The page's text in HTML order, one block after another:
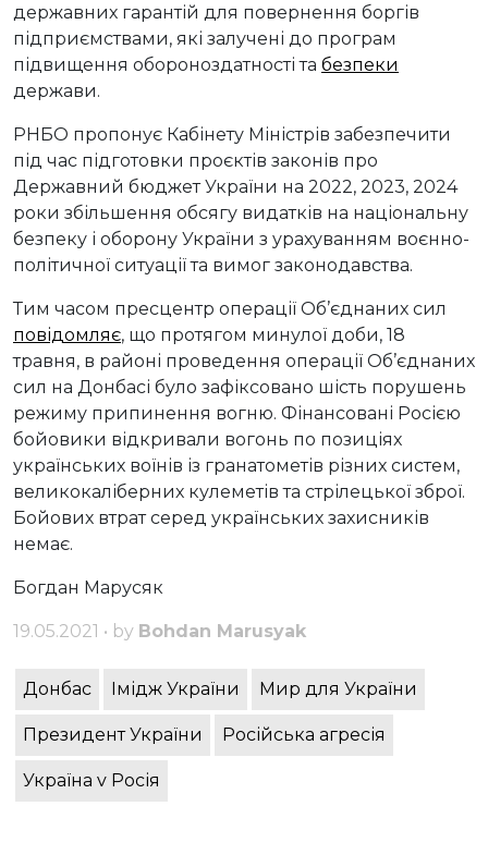
державних гарантій для повернення боргів
підприємствами, які залучені до програм
підвищення обороноздатності та безпеки
держави.
РНБО пропонує Кабінету Міністрів забезпечити
під час підготовки проєктів законів про
Державний бюджет України на 2022, 2023, 2024
роки збільшення обсягу видатків на національну
безпеку і оборону України з урахуванням воєнно-
політичної ситуації та вимог законодавства.
Тим часом пресцентр операції Об’єднаних сил
повідомляє, що протягом минулої доби, 18
травня, в районі проведення операції Об’єднаних
сил на Донбасі було зафіксовано шість порушень
режиму припинення вогню. Фінансовані Росією
бойовики відкривали вогонь по позиціях
українських воїнів із гранатометів різних систем,
великокаліберних кулеметів та стрілецької зброї.
Бойових втрат серед українських захисників
немає.
Богдан Марусяк
19.05.2021 • by Bohdan Marusyak
Донбас Імідж України Мир для України
Президент України Російська агресія
Україна v Росія